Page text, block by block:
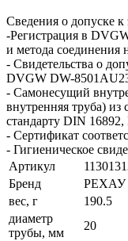
Сведения о допуске
-Регистрация в
и метода
- Свидетельства о
DVGW DW-
- Самонесущий
внутренняя труба) из
стандарту DIN
- Сертификат
- Гигиеническое
Артикул
Бренд
РЕХАУ
вес, г
190.5
диаметр
трубы, мм
20